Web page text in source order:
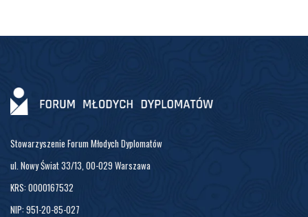
Stowarzyszenie Forum Młodych Dyplomatów
ul. Nowy Świat 33/13, 00-029 Warszawa
KRS: 0000167532
NIP: 951-20-85-027